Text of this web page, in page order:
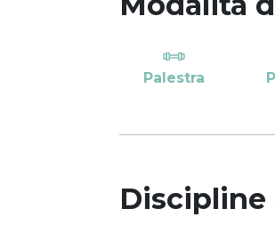
Palestra